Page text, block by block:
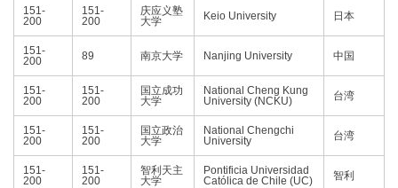
151-
200
151-
200
庆应义塾
大学
Keio University 日本
151-
200
89 南京大学 Nanjing University 中国
151-
200
151-
200
国立成功
大学
National Cheng Kung
University (NCKU)
台湾
151-
200
151-
200
国立政治
大学
National Chengchi
University
台湾
151-
200
151-
200
智利天主
大学
Pontificia Universidad
Católica de Chile (UC)
智利